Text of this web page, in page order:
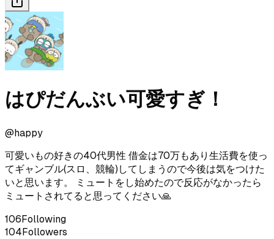
はぴだんぶい可愛すぎ！
@happy
可愛いもの好きの40代男性 借金は70万もあり生活費を使っ
てギャンブル(スロ、競輪)してしまうので今後は気をつけた
いと思います。 ミュートをし始めたので反応がなかったら
ミュートされてると思ってください🙏
106Following
104Followers